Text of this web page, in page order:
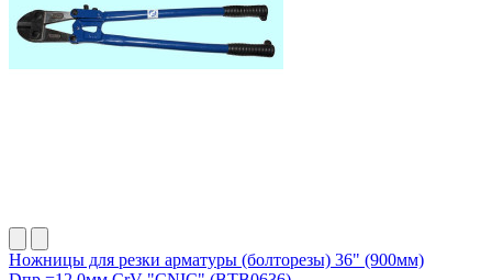
Ножницы для резки арматуры (болторезы) 36" (900мм)